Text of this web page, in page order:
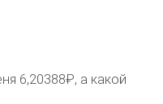
6,20388₽, а какой